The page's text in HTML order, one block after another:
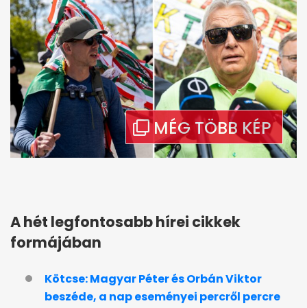
A hét legfontosabb hírei cikkek
formájában
Kötcse: Magyar Péter és Orbán Viktor
beszéde, a nap eseményei percről percre